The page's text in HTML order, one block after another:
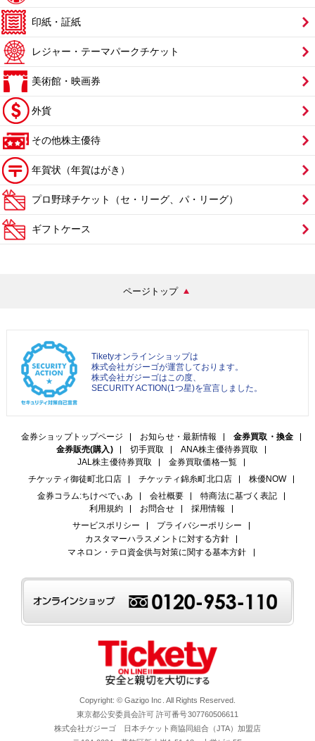
印紙・証紙
レジャー・テーマパークチケット
美術館・映画券
外貨
その他株主優待
年賀状（年賀はがき）
プロ野球チケット（セ・リーグ、パ・リーグ）
ギフトケース
ページトップ
Tiketyオンラインショップは
株式会社ガジーゴが運営しております。
株式会社ガジーゴはこの度、
SECURITY ACTION(1つ星)を宣言しました。
金券ショップトップページ お知らせ・最新情報
金券買取・換金
金券販売(購入)
切手買取
ANA株主優待券買取
JAL株主優待券買取
金券買取価格一覧
チケッティ御徒町北口店
チケッティ錦糸町北口店
株優NOW
金券コラム:ちけぺでぃあ
会社概要
特商法に基づく表記
利用規約
お問合せ
採用情報
サービスポリシー
プライバシーポリシー
カスタマーハラスメントに対する方針
マネロン・テロ資金供与対策に関する基本方針
Copyright: © Gazigo Inc. All Rights Reserved.
東京都公安委員会許可 許可番号307760506611
株式会社ガジーゴ 日本チケット商協同組合（JTA）加盟店